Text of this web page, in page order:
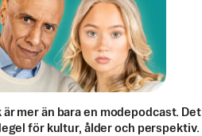
mer än bara en modepodcast. Det
för kultur, ålder och perspektiv.